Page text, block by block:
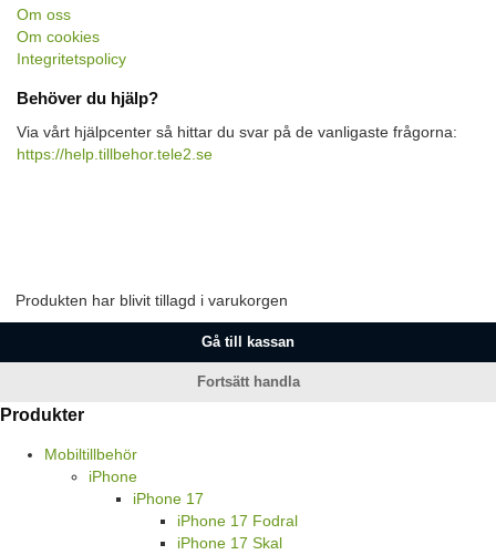
Om oss
Om cookies
Integritetspolicy
Behöver du hjälp?
Via vårt hjälpcenter så hittar du svar på de vanligaste frågorna:
https://help.tillbehor.tele2.se
Produkten har blivit tillagd i varukorgen
Gå till kassan
Fortsätt handla
Produkter
Mobiltillbehör
iPhone
iPhone 17
iPhone 17 Fodral
iPhone 17 Skal